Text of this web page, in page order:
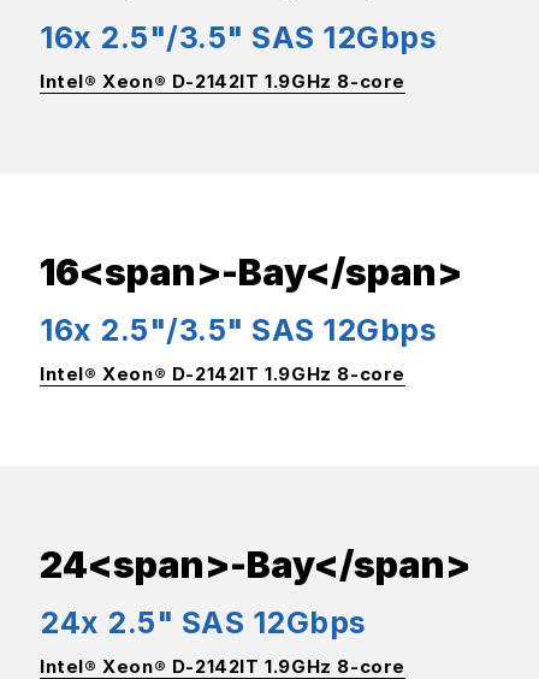
16x 2.5"/3.5" SAS 12Gbps
Intel® Xeon® D-2142IT 1.9GHz 8-core
16<span>-Bay</span>
16x 2.5"/3.5" SAS 12Gbps
Intel® Xeon® D-2142IT 1.9GHz 8-core
24<span>-Bay</span>
24x 2.5" SAS 12Gbps
Intel® Xeon® D-2142IT 1.9GHz 8-core